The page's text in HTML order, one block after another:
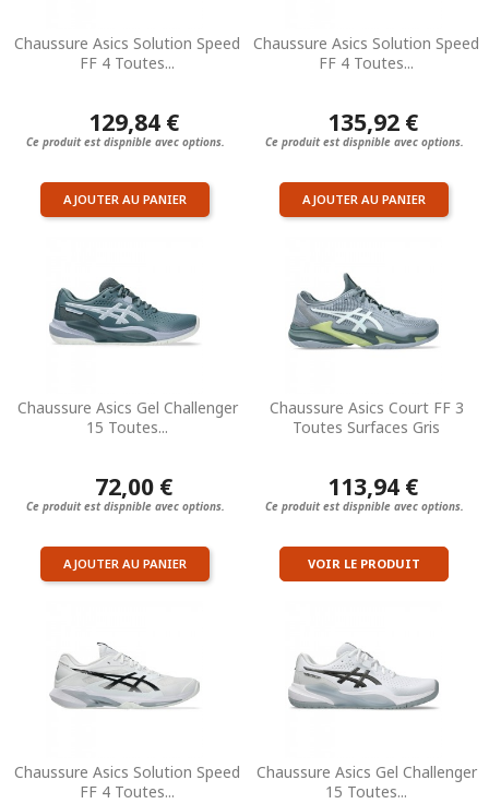
Chaussure Asics Solution Speed
FF 4 Toutes...
129,84 €
Ce produit est dispnible avec options.
AJOUTER AU PANIER
Chaussure Asics Solution Speed
FF 4 Toutes...
135,92 €
Ce produit est dispnible avec options.
AJOUTER AU PANIER
Chaussure Asics Gel Challenger
15 Toutes...
72,00 €
Ce produit est dispnible avec options.
AJOUTER AU PANIER
Chaussure Asics Court FF 3
Toutes Surfaces Gris
113,94 €
Ce produit est dispnible avec options.
VOIR LE PRODUIT
Chaussure Asics Solution Speed
FF 4 Toutes...
Chaussure Asics Gel Challenger
15 Toutes...